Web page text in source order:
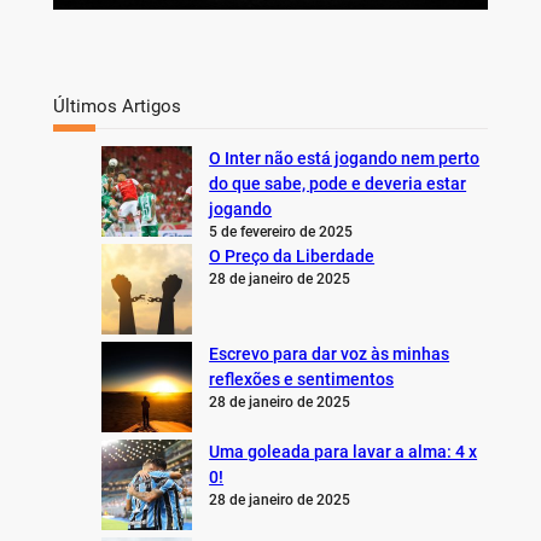
Últimos Artigos
O Inter não está jogando nem perto
do que sabe, pode e deveria estar
jogando
5 de fevereiro de 2025
O Preço da Liberdade
28 de janeiro de 2025
Escrevo para dar voz às minhas
reflexões e sentimentos
28 de janeiro de 2025
Uma goleada para lavar a alma: 4 x
0!
28 de janeiro de 2025